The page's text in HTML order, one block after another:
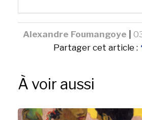
Alexandre Foumangoye
Partager cet article :
À voir aussi